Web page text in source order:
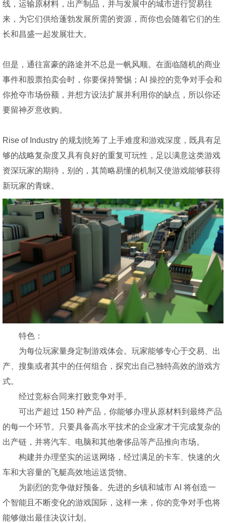
线，运输原材料，出产制品，并与发展中的城市进行贸易往
来，为它们供给蓬勃发展所需的资源，而你也会随着它们的生
长和昌盛一起发展壮大。
但是，通往富豪的路途并不总是一帆风顺。在面临随机的商业
事件和股票拍卖会时，你要保持警惕；AI 操控的竞争对手会和
你抢夺市场份额，并想方设法扩展并利用你的缺点，所以你还
要留神歹意收购。
Rise of Industry 的规划统筹了上手难度和游戏深度，既具有足
够的战略复杂度又具有良好的重复可玩性，足以满意这类游戏
资深玩家的期待，别的，其简略易懂的机制又使游戏能够获得
新玩家的青睐。
特色：
为每位玩家量身定制游戏体会。玩家能够专心于交易、出
产、搜集或者其中的任何组合，探究出自己独特高效的游戏方
式。
经过竞标合同来打败竞争对手。
可出产超过 150 种产品，你能够办理从原材料到最终产品
的每一个环节。只要具备高水平技术的企业家才干完成复杂的
出产链，并将汽车、电脑和其他奢侈品等产品推向市场。
构建并办理坚实的运送网络，经过满足的卡车、快速的火
车和大容量的飞艇高效地运送货物。
为剧烈的竞争做好预备。先进的乡镇和城市 AI 将创造一
个智能且不断变化的游戏国际，这样一来，你的竞争对手也将
能够做出最佳决议计划。